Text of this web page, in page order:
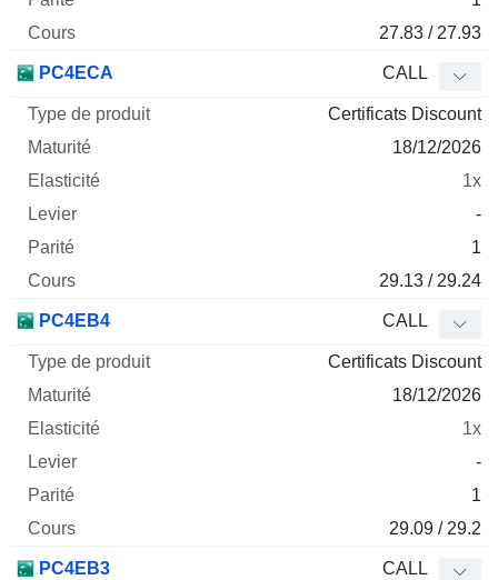
27.83 / 27.93
PC4ECA CALL
Certificats Discount
18/12/2026
1x
-
1
29.13 / 29.24
PC4EB4 CALL
Certificats Discount
18/12/2026
1x
-
1
29.09 / 29.2
PC4EB3 CALL